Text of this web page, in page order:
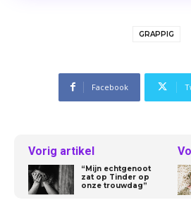
GRAPPIG
Facebook
Vorig artikel
“Mijn echtgenoot
zat op Tinder op
onze trouwdag”